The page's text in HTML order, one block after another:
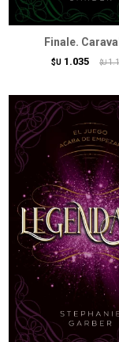
Finale.
$U 1.035 $U